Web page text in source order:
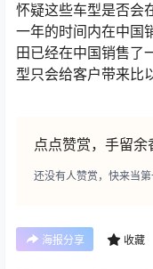
怀疑这些车型是否会
一年的时间内在中国
田已经在中国销售了
型只会给客户带来比
点点赞赏，手留余
还没有人赞赏，快来当第
海报分享 收藏